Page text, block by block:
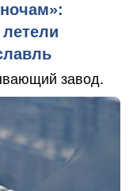
летели
завод.